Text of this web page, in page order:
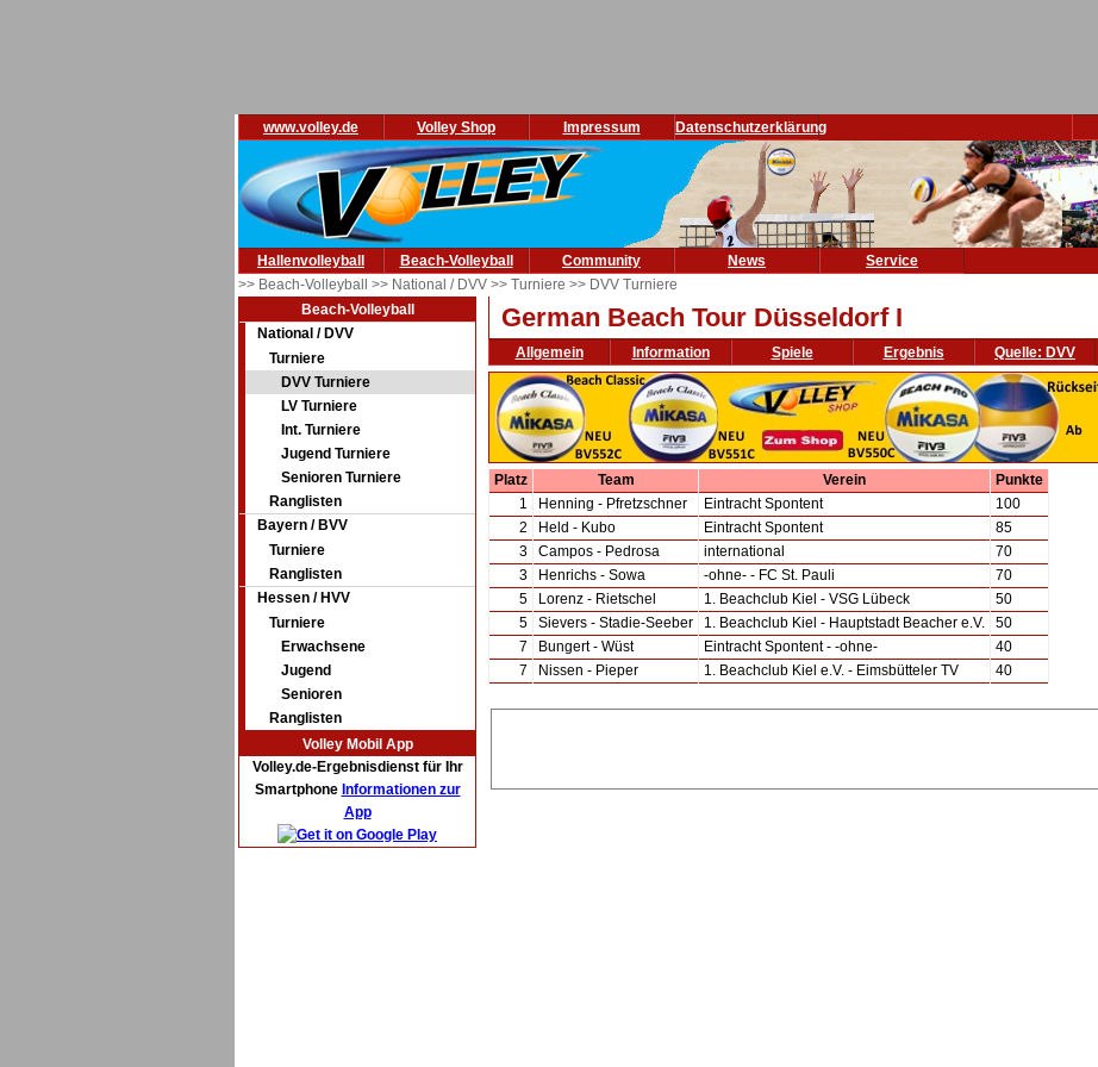
www.volley.de Volley Shop Impressum Datenschutzerklärung
Hallenvolleyball Beach-Volleyball Community News
Service
>> Beach-Volleyball >> National / DVV >> Turniere >> DVV Turniere
Beach-Volleyball
National / DVV
Turniere
DVV Turniere
LV Turniere
Int. Turniere
Jugend Turniere
Senioren Turniere
Ranglisten
Bayern / BVV
Turniere
Ranglisten
Hessen / HVV
Turniere
Erwachsene
Jugend
Senioren
Ranglisten
Volley Mobil App
Volley.de-Ergebnisdienst für Ihr
Smartphone Informationen zur
App
German Beach Tour Düsseldorf I
Allgemein Information Spiele Ergebnis Quelle: DVV
Platz Team Verein
Punkte
1
Henning - Pfretzschner Eintracht Spontent
100
2
Held - Kubo Eintracht Spontent
85
3
Campos - Pedrosa international
70
3
Henrichs - Sowa -ohne- - FC St. Pauli
70
5
Lorenz - Rietschel 1. Beachclub Kiel - VSG Lübeck
50
5
Sievers - Stadie-Seeber 1. Beachclub Kiel - Hauptstadt Beacher e.V.
50
7
Bungert - Wüst Eintracht Spontent - -ohne-
40
7
Nissen - Pieper 1. Beachclub Kiel e.V. - Eimsbütteler TV 40